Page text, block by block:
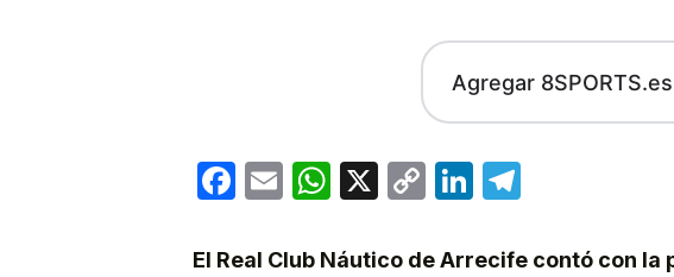
Agregar
Facebook
EmailWhatsApp
X
CopyLinkedIn
El Real Club Náutico de Arrecife contó con